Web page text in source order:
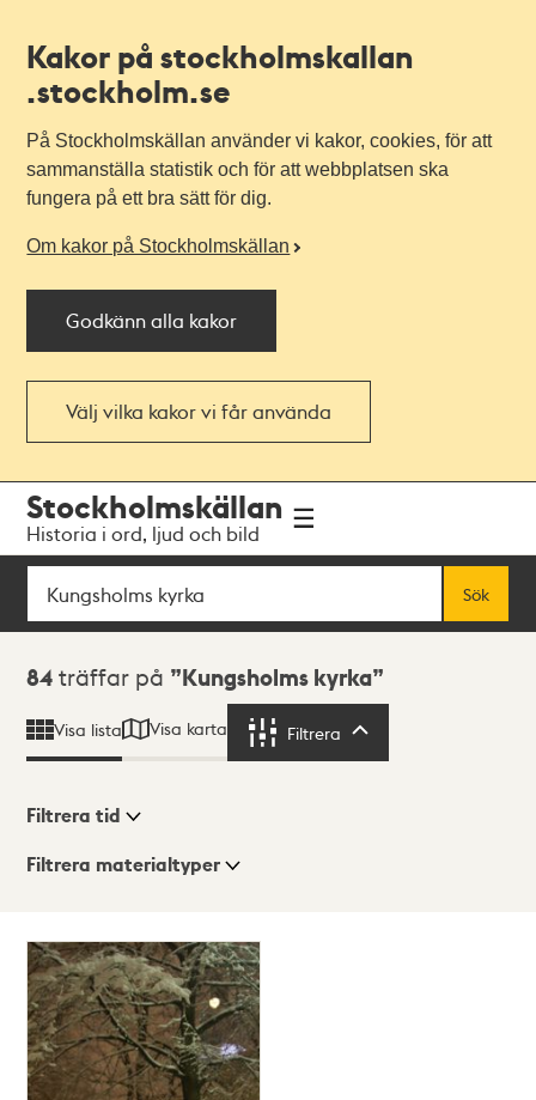
Kakor på stockholmskallan
.stockholm.se
På Stockholmskällan använder vi kakor, cookies, för att
sammanställa statistik och för att webbplatsen ska
fungera på ett bra sätt för dig.
Om kakor på Stockholmskällan
Godkänn alla kakor
Välj vilka kakor vi får använda
navigationen
huvudinnehållet
Stockholmskällan
Historia i ord, ljud och bild
Sök
Sök
Sökresultat
84 träffar på Kungsholms kyrka
Visa lista Visa karta Filtrera
Visningsläge
Lista
Karta
Filtrera tid
Filtrera materialtyper
träffar